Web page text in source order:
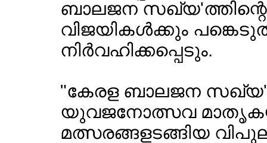
ബാലജന
വിജയികള്‍ക്കും
നിര്‍വഹിക്കപ്പെടും.
"കേരള ബാലജന
യുവജനോത്സവ
മത്സരങ്ങളടങ്ങിയ